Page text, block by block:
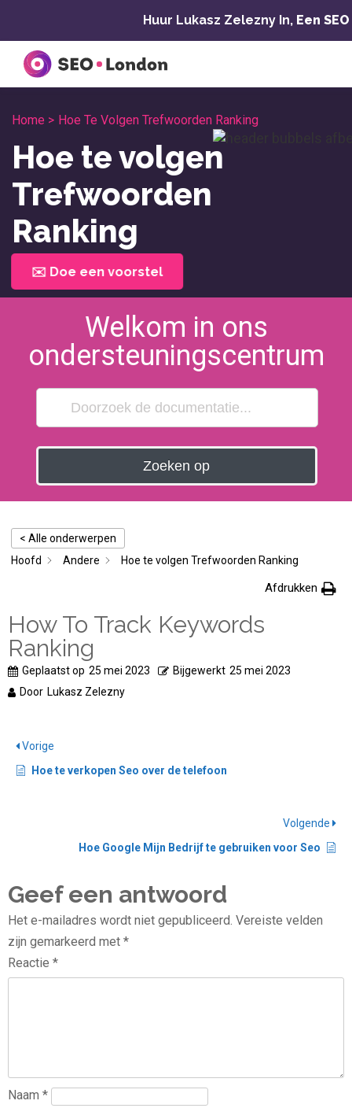
inhoud
Huur Lukasz Zelezny In, Een
Home > Hoe Te Volgen Trefwoorden Ranking
Hoe te volgen
Trefwoorden
Ranking
✉️ Doe een voorstel
Welkom in ons
ondersteuningscentrum
Zoeken op
< Alle onderwerpen
Hoofd
Andere Hoe te volgen Trefwoorden Ranking
Afdrukken
How To Track Keywords
Ranking
Geplaatst op 25 mei 2023 Bijgewerkt 25 mei 2023
Door Lukasz Zelezny
Vorige
Hoe te verkopen Seo over de telefoon
Volgende
Hoe Google Mijn Bedrijf te gebruiken voor Seo
Geef een antwoord
Het e-mailadres wordt niet gepubliceerd. Vereiste velden
zijn gemarkeerd met *
Reactie *
Naam *